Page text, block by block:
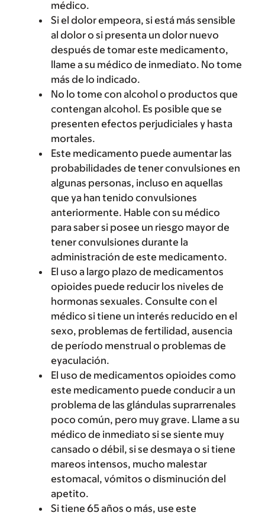
médico.
Si el dolor empeora, si está más sensible
al dolor o si presenta un dolor nuevo
después de tomar este medicamento,
llame a su médico de inmediato. No tome
más de lo indicado.
No lo tome con alcohol o productos que
contengan alcohol. Es posible que se
presenten efectos perjudiciales y hasta
mortales.
Este medicamento puede aumentar las
probabilidades de tener convulsiones en
algunas personas, incluso en aquellas
que ya han tenido convulsiones
anteriormente. Hable con su médico
para saber si posee un riesgo mayor de
tener convulsiones durante la
administración de este medicamento.
El uso a largo plazo de medicamentos
opioides puede reducir los niveles de
hormonas sexuales. Consulte con el
médico si tiene un interés reducido en el
sexo, problemas de fertilidad, ausencia
de período menstrual o problemas de
eyaculación.
El uso de medicamentos opioides como
este medicamento puede conducir a un
problema de las glándulas suprarrenales
poco común, pero muy grave. Llame a su
médico de inmediato si se siente muy
cansado o débil, si se desmaya o si tiene
mareos intensos, mucho malestar
estomacal, vómitos o disminución del
apetito.
Si tiene 65 años o más, use este